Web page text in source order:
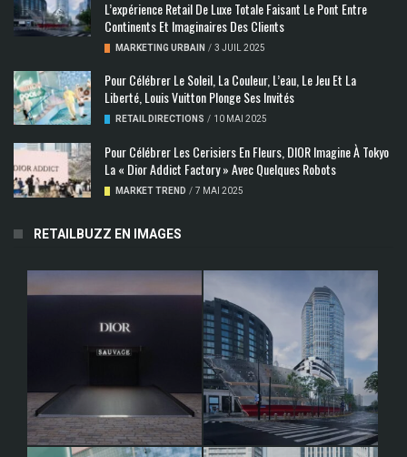
L’expérience Retail De Luxe Totale Faisant Le Pont Entre
Continents Et Imaginaires Des Clients
MARKETING URBAIN / 3 JUIL 2025
Pour Célébrer Le Soleil, La Couleur, L’eau, Le Jeu Et La
Liberté, Louis Vuitton Plonge Ses Invités
RETAIL DIRECTIONS / 10 MAI 2025
Pour Célébrer Les Cerisiers En Fleurs, DIOR Imagine À Tokyo
La « Dior Addict Factory » Avec Quelques Robots
MARKET TREND / 7 MAI 2025
RETAILBUZZ EN IMAGES